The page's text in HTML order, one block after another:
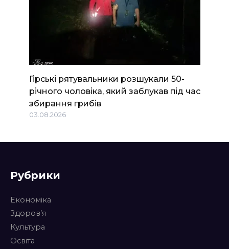
Гірські рятувальники розшукали 50-
річного чоловіка, який заблукав під час
збирання грибів
03.08.2026
Рубрики
Економіка
Здоров’я
Культура
Освіта